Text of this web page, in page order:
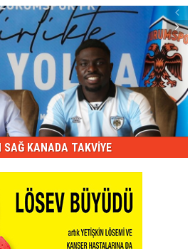
SAĞ KANADA TAKVİYE